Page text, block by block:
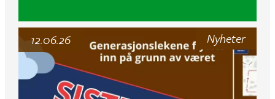
Nyheter
12.06.26